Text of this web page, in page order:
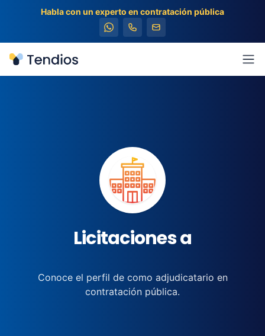
Habla con un experto en contratación pública
Tendios
Licitaciones a
Conoce el perfil de como adjudicatario en
contratación pública.